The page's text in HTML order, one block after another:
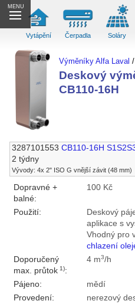
MENU
Vytápění Čerpadla Soláry
Výměníky Alfa Laval
Deskový
CB110-16H
3287101553 CB110-16H
2 týdny
Vývody: 4x 2" ISO G vnější závit (48 mm)
Dopravné +
balné:
100 Kč
Použití:
Deskový
aplikace s
Vhodný pro
chlazení
Doporučený
max. průtok1):
4 m3/h
Pájeno:
mědí
Provedení:
nerezový